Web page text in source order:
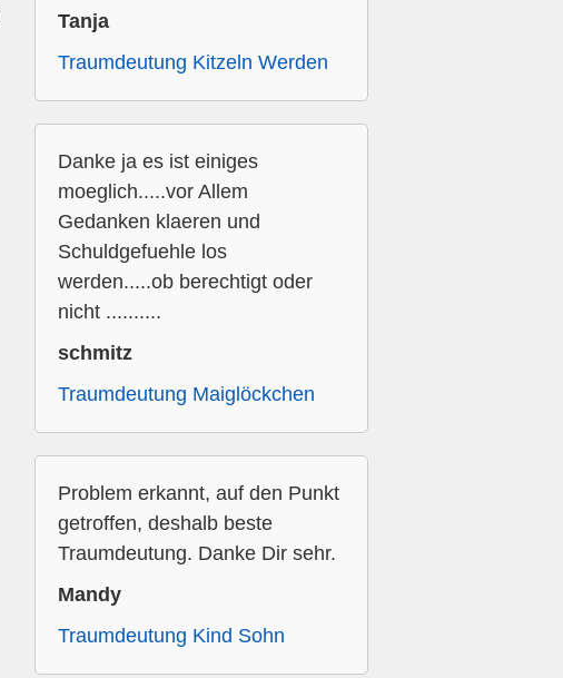
Tanja
Traumdeutung Kitzeln Werden
Danke ja es ist einiges
moeglich.....vor Allem
Gedanken klaeren und
Schuldgefuehle los
werden.....ob berechtigt oder
nicht ..........
schmitz
Traumdeutung Maiglöckchen
Problem erkannt, auf den Punkt
getroffen, deshalb beste
Traumdeutung. Danke Dir sehr.
Mandy
Traumdeutung Kind Sohn